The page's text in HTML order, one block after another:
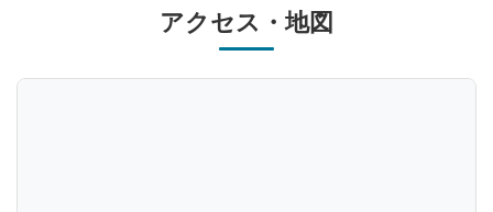
アクセス・地図